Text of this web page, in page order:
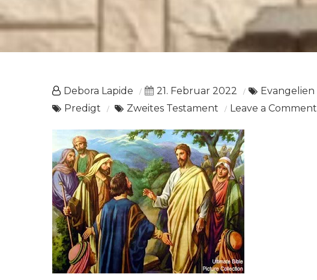
Debora Lapide 21. Februar 2022 Evangelien
Predigt
Zweites Testament Leave a Comment